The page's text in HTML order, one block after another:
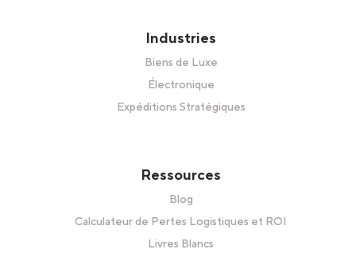
Industries
Biens de Luxe
Électronique
Expéditions Stratégiques
Ressources
Blog
Calculateur de Pertes Logistiques et ROI
Livres Blancs